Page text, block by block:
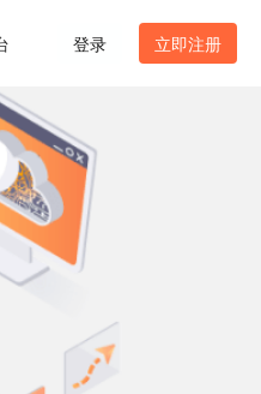
登录 立即注册